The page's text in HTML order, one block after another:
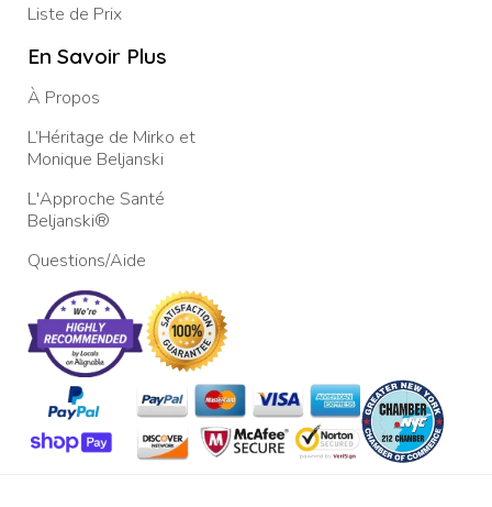
Liste de Prix
En Savoir Plus
À Propos
L’Héritage de Mirko et
Monique Beljanski
L'Approche Santé
Beljanski®
Questions/Aide